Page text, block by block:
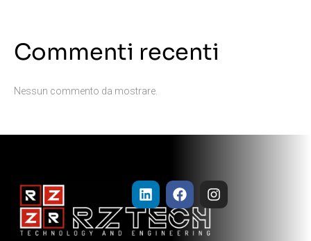
Commenti recenti
Nessun commento da mostrare.